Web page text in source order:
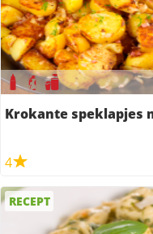
Krokante speklapjes
4
RECEPT